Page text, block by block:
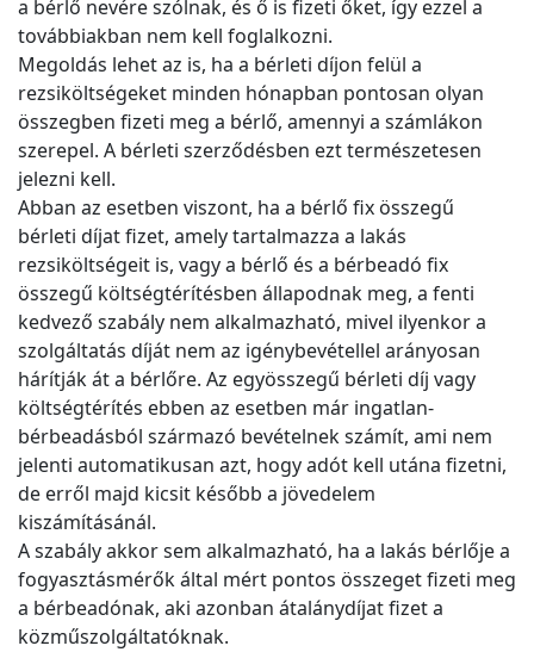
a bérlő nevére szólnak, és ő is fizeti őket, így ezzel a
továbbiakban nem kell foglalkozni.
Megoldás lehet az is, ha a bérleti díjon felül a
rezsiköltségeket minden hónapban pontosan olyan
összegben fizeti meg a bérlő, amennyi a számlákon
szerepel. A bérleti szerződésben ezt természetesen
jelezni kell.
Abban az esetben viszont, ha a bérlő fix összegű
bérleti díjat fizet, amely tartalmazza a lakás
rezsiköltségeit is, vagy a bérlő és a bérbeadó fix
összegű költségtérítésben állapodnak meg, a fenti
kedvező szabály nem alkalmazható, mivel ilyenkor a
szolgáltatás díját nem az igénybevétellel arányosan
hárítják át a bérlőre. Az egyösszegű bérleti díj vagy
költségtérítés ebben az esetben már ingatlan-
bérbeadásból származó bevételnek számít, ami nem
jelenti automatikusan azt, hogy adót kell utána fizetni,
de erről majd kicsit később a jövedelem
kiszámításánál.
A szabály akkor sem alkalmazható, ha a lakás bérlője a
fogyasztásmérők által mért pontos összeget fizeti meg
a bérbeadónak, aki azonban átalánydíjat fizet a
közműszolgáltatóknak.